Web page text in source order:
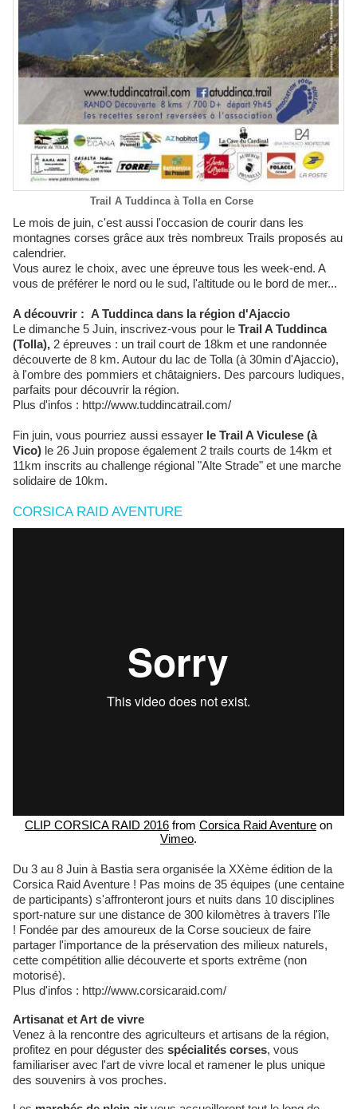
Trail A Tuddinca à Tolla en Corse
Le mois de juin, c'est aussi l'occasion de courir dans les
montagnes corses grâce aux très nombreux Trails proposés au
calendrier.
Vous aurez le choix, avec une épreuve tous les week-end. A
vous de préférer le nord ou le sud, l'altitude ou le bord de mer...
A découvrir : A Tuddinca dans la région d'Ajaccio
Le dimanche 5 Juin, inscrivez-vous pour le Trail A Tuddinca
(Tolla), 2 épreuves : un trail court de 18km et une randonnée
découverte de 8 km. Autour du lac de Tolla (à 30min d'Ajaccio),
à l'ombre des pommiers et châtaigniers. Des parcours ludiques,
parfaits pour découvrir la région.
Plus d'infos : http://www.tuddincatrail.com/
Fin juin, vous pourriez aussi essayer le Trail A Viculese (à
Vico) le 26 Juin propose également 2 trails courts de 14km et
11km inscrits au challenge régional "Alte Strade" et une marche
solidaire de 10km.
CORSICA RAID AVENTURE
CLIP CORSICA RAID 2016 from Corsica Raid Aventure on
Vimeo.
Du 3 au 8 Juin à Bastia sera organisée la XXème édition de la
Corsica Raid Aventure ! Pas moins de 35 équipes (une centaine
de participants) s'affronteront jours et nuits dans 10 disciplines
sport-nature sur une distance de 300 kilomètres à travers l'île
! Fondée par des amoureux de la Corse soucieux de faire
partager l'importance de la préservation des milieux naturels,
cette compétition allie découverte et sports extrême (non
motorisé).
Plus d'infos : http://www.corsicaraid.com/
Artisanat et Art de vivre
Venez à la rencontre des agriculteurs et artisans de la région,
profitez en pour déguster des spécialités corses, vous
familiariser avec l'art de vivre local et ramener le plus unique
des souvenirs à vos proches.